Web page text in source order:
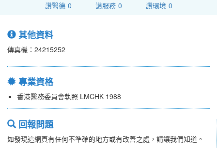
讚醫德 0 讚服務 0 讚環境 0
其他資料
傳真機：24215252
專業資格
香港醫務委員會執照 LMCHK 1988
回報問題
如發現這網頁有任何不準確的地方或有改善之處，請讓我們知道。